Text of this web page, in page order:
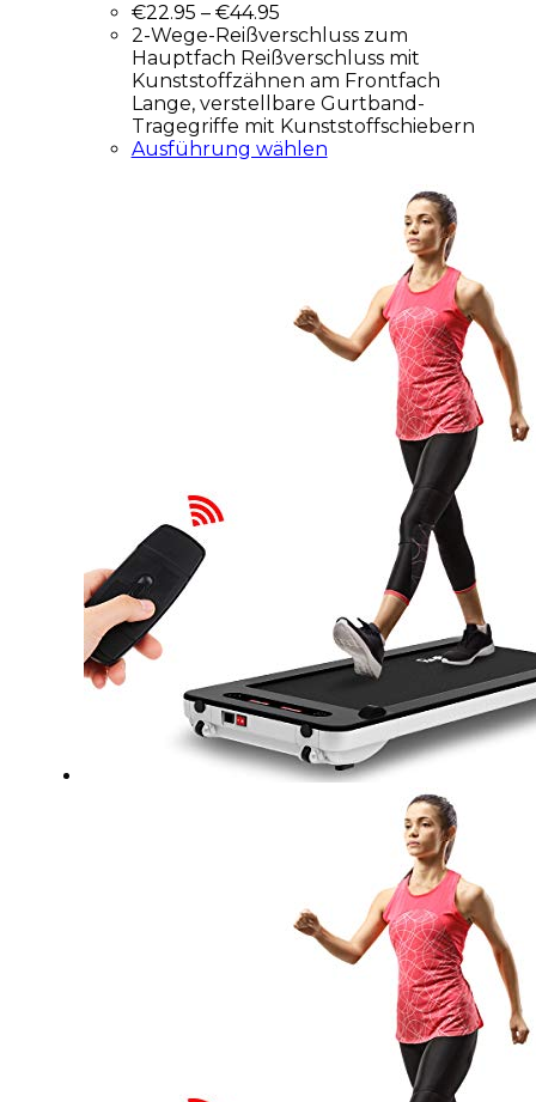
€22.95 – €44.95
2-Wege-Reißverschluss zum
Hauptfach Reißverschluss mit
Kunststoffzähnen am Frontfach
Lange, verstellbare Gurtband-
Tragegriffe mit Kunststoffschiebern
Ausführung wählen